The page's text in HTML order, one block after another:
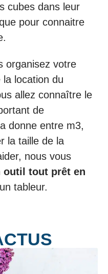
cubes dans leur
pour connaitre
organisez votre
location du
allez connaître le
de
donne entre m3,
la taille de la
nous vous
outil tout prêt en
tableur.